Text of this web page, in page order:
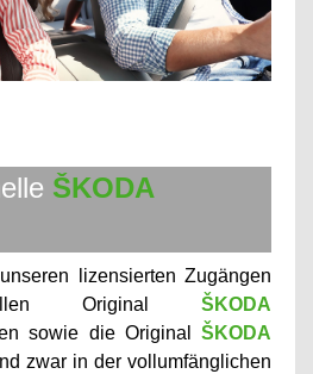
ŠKODA
lizensierten Zugängen
Original
ŠKODA
sowie die Original
ŠKODA
zwar in der vollumfänglichen